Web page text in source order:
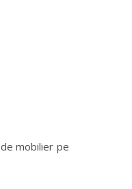
mobilier pe